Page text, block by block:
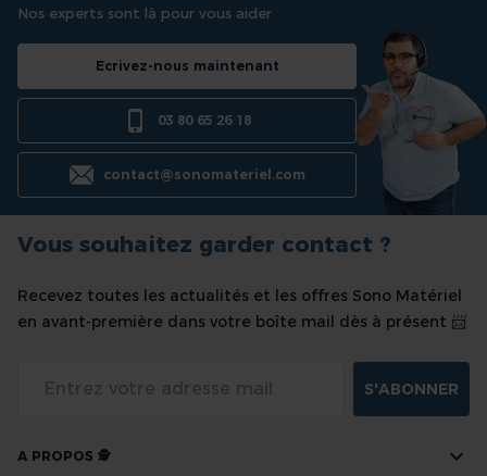
Nos experts sont là pour vous aider
Ecrivez-nous maintenant
03 80 65 26 18
contact@sonomateriel.com
Vous souhaitez garder contact ?
Recevez toutes les actualités et les offres Sono Matériel
en avant-première dans votre boîte mail dès à présent 📨
S'ABONNER
A PROPOS 🕵